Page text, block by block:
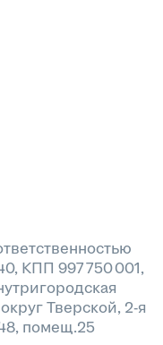
КПП 997 750 001,
Тверской, 2-я
помещ.25